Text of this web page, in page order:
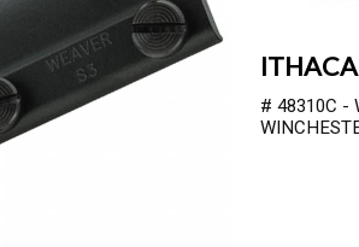
# 48310C -